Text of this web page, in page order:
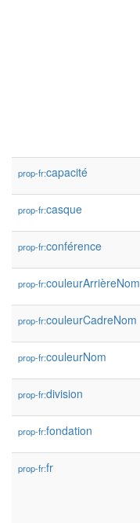
prop-fr:capacité
prop-fr:casque
prop-fr:conférence
prop-fr:couleurArrièreNom
prop-fr:couleurCadreNom
prop-fr:couleurNom
prop-fr:division
prop-fr:fondation
prop-fr:fr